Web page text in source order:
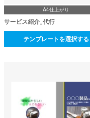
A4仕上がり
サービス紹介_代行
テンプレートを選択する